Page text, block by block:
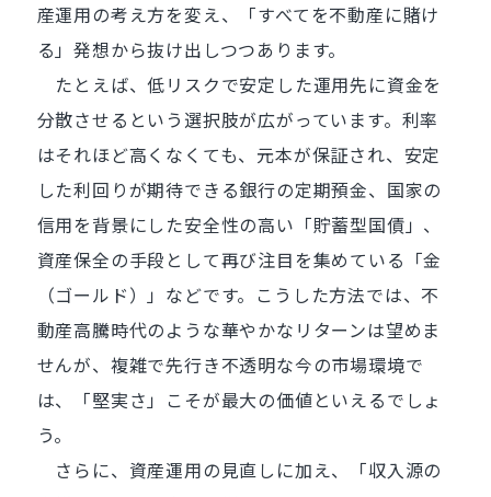
産運用の考え方を変え、「すべてを不動産に賭け
る」発想から抜け出しつつあります。
たとえば、低リスクで安定した運用先に資金を
分散させるという選択肢が広がっています。利率
はそれほど高くなくても、元本が保証され、安定
した利回りが期待できる銀行の定期預金、国家の
信用を背景にした安全性の高い「貯蓄型国債」、
資産保全の手段として再び注目を集めている「金
（ゴールド）」などです。こうした方法では、不
動産高騰時代のような華やかなリターンは望めま
せんが、複雑で先行き不透明な今の市場環境で
は、「堅実さ」こそが最大の価値といえるでしょ
う。
さらに、資産運用の見直しに加え、「収入源の